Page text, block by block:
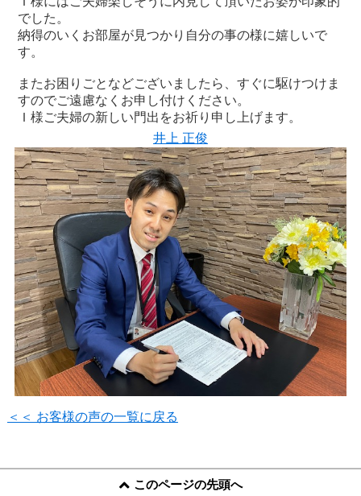
でした。
納得のいくお部屋が見つかり自分の事の様に嬉しいで
す。
またお困りごとなどございましたら、すぐに駆けつけま
すのでご遠慮なくお申し付けください。
Ｉ様ご夫婦の新しい門出をお祈り申し上げます。
井上 正俊
＜＜ お客様の声の一覧に戻る
このページの先頭へ